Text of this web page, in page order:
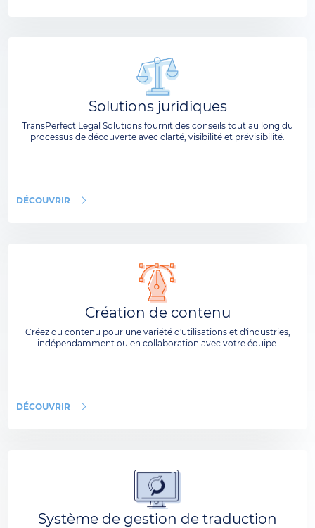
Solutions juridiques
TransPerfect Legal Solutions fournit des conseils tout au long du
processus de découverte avec clarté, visibilité et prévisibilité.
DÉCOUVRIR
Création de contenu
Créez du contenu pour une variété d'utilisations et d'industries,
indépendamment ou en collaboration avec votre équipe.
DÉCOUVRIR
Système de gestion de traduction